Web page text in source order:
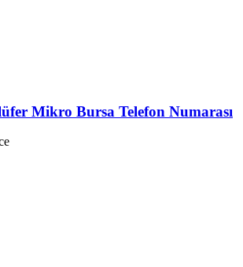
Mikro Bursa Telefon Numarası